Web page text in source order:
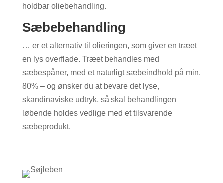
holdbar oliebehandling.
Sæbebehandling
… er et alternativ til olieringen, som giver en træet
en lys overflade. Træet behandles med
sæbespåner, med et naturligt sæbeindhold på min.
80% – og ønsker du at bevare det lyse,
skandinaviske udtryk, så skal behandlingen
løbende holdes vedlige med et tilsvarende
sæbeprodukt.